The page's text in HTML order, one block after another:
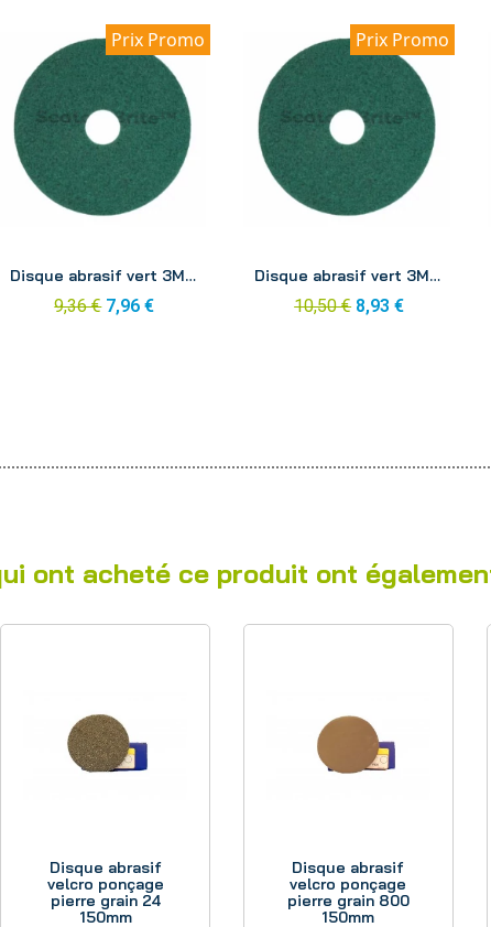
Prix Promo
Disque abrasif vert 3M 305mm
9,36 € 7,96 €
Prix Promo
Disque abrasif vert 3M 330mm
10,50 € 8,93 €
ont acheté ce produit ont
Disque abrasif
velcro ponçage
pierre grain 24
150mm
Disque abrasif
velcro ponçage
pierre grain 800
150mm